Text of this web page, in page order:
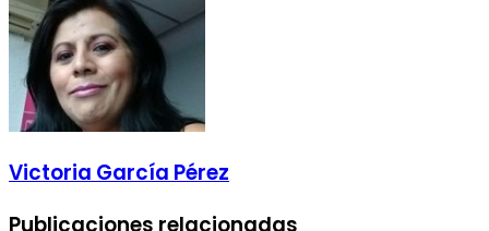
Victoria García Pérez
Publicaciones relacionadas